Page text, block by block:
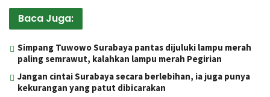
Baca Juga:
Simpang Tuwowo Surabaya pantas dijuluki lampu merah
paling semrawut, kalahkan lampu merah Pegirian
Jangan cintai Surabaya secara berlebihan, ia juga punya
kekurangan yang patut dibicarakan